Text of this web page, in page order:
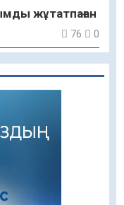
жұтатпаған
76 0
айғағы
түлеткен